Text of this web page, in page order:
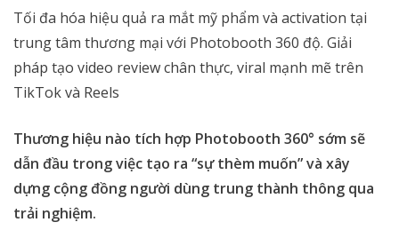
Tối đa hóa hiệu quả ra mắt mỹ phẩm và activation tại
trung tâm thương mại với Photobooth 360 độ. Giải
pháp tạo video review chân thực, viral mạnh mẽ trên
TikTok và Reels
Thương hiệu nào tích hợp Photobooth 360° sớm sẽ
dẫn đầu trong việc tạo ra “sự thèm muốn” và xây
dựng cộng đồng người dùng trung thành thông qua
trải nghiệm.